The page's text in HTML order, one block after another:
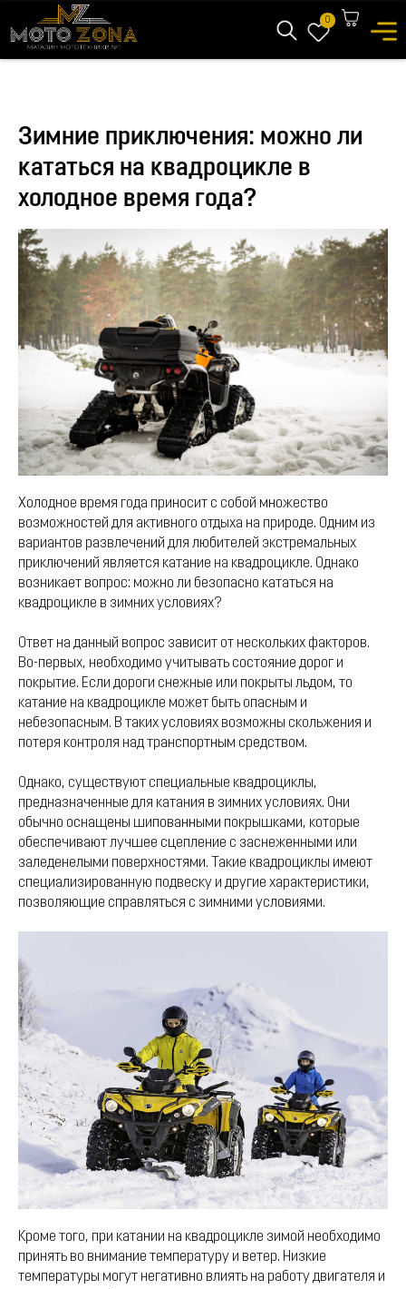
0
Зимние приключения: можно ли
кататься на квадроцикле в
холодное время года?
Холодное время года приносит с собой множество
возможностей для активного отдыха на природе. Одним из
вариантов развлечений для любителей экстремальных
приключений является катание на квадроцикле. Однако
возникает вопрос: можно ли безопасно кататься на
квадроцикле в зимних условиях?
Ответ на данный вопрос зависит от нескольких факторов.
Во-первых, необходимо учитывать состояние дорог и
покрытие. Если дороги снежные или покрыты льдом, то
катание на квадроцикле может быть опасным и
небезопасным. В таких условиях возможны скольжения и
потеря контроля над транспортным средством.
Однако, существуют специальные квадроциклы,
предназначенные для катания в зимних условиях. Они
обычно оснащены шипованными покрышками, которые
обеспечивают лучшее сцепление с заснеженными или
заледенелыми поверхностями. Такие квадроциклы имеют
специализированную подвеску и другие характеристики,
позволяющие справляться с зимними условиями.
Кроме того, при катании на квадроцикле зимой необходимо
принять во внимание температуру и ветер. Низкие
температуры могут негативно влиять на работу двигателя и